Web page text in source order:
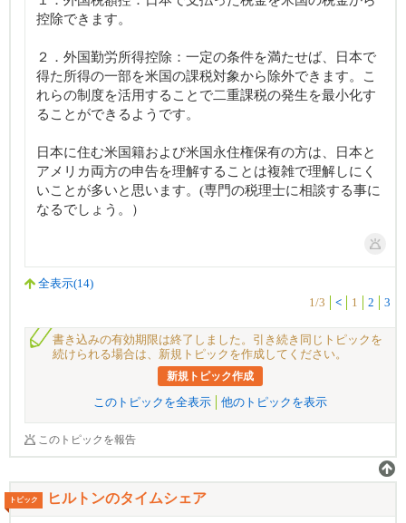
控除できます。
２．外国勤労所得控除：一定の条件を満たせば、日本で
得た所得の一部を米国の課税対象から除外できます。こ
れらの制度を活用することで二重課税の発生を最小化す
ることができるようです。
日本に住む米国籍および米国永住権保有の方は、日本と
アメリカ両方の申告を理解することは複雑で理解しにく
いことが多いと思います。(専門の税理士に相談する事に
なるでしょう。）
全表示(14)
1/3
< 1 2 3
書き込みの有効期限は終了しました。引き続き同じトピックを
続けられる場合は、新規トピックを作成してください。
新規トピック作成
このトピックを全表示 他のトピックを表示
このトピックを報告
トピック ヒルトンのタイムシェア